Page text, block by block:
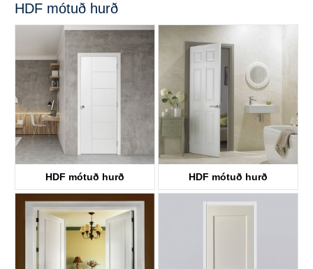
HDF mótuð hurð
HDF mótuð hurð
KT51
HDF mótuð hurð
KT3